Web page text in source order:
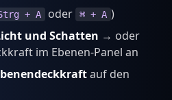
+ A oder ⌘ + A )
und Schatten → oder
im Ebenen-Panel an
auf den